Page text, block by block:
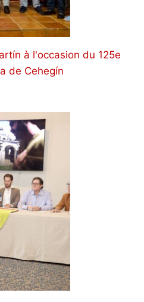
à l'occasion du 125e
de Cehegín